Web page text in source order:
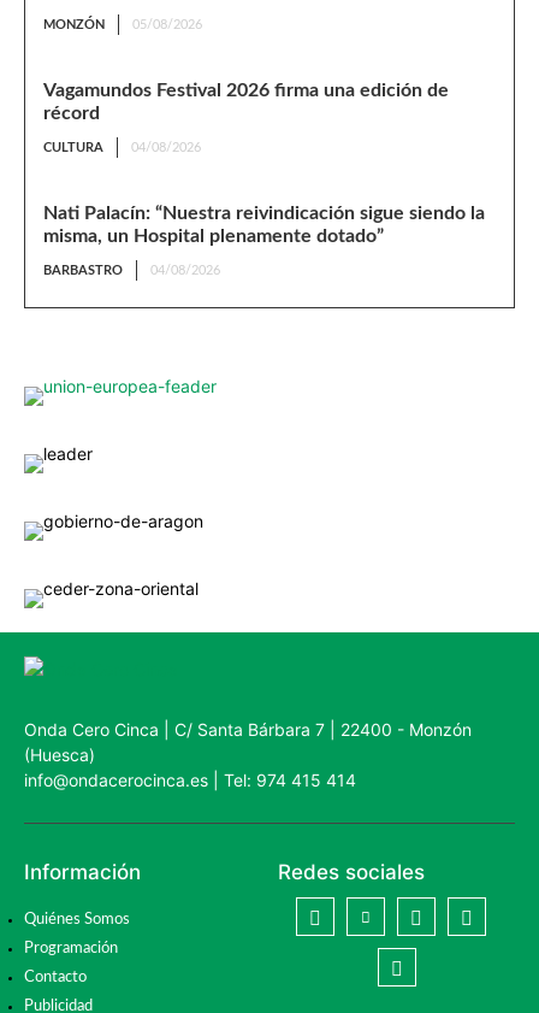
MONZÓN 05/08/2026
Vagamundos Festival 2026 firma una edición de
récord
CULTURA 04/08/2026
Nati Palacín: “Nuestra reivindicación sigue siendo la
misma, un Hospital plenamente dotado”
BARBASTRO 04/08/2026
Onda Cero Cinca | C/ Santa Bárbara 7 | 22400 - Monzón
(Huesca)
info@ondacerocinca.es | Tel: 974 415 414
Información
Quiénes Somos
Programación
Contacto
Publicidad
Redes sociales